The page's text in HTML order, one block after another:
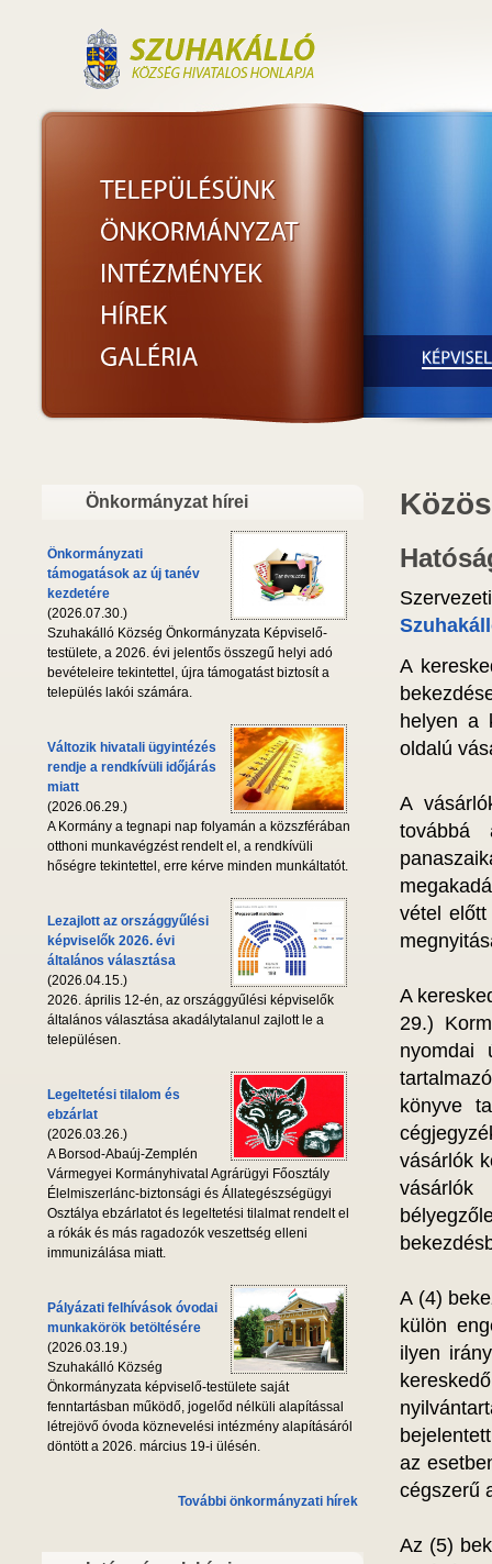
Önkormányzat hírei
Önkormányzati
támogatások az új tanév
kezdetére
(2026.07.30.)
Szuhakálló Község Önkormányzata Képviselő-
testülete, a 2026. évi jelentős összegű helyi adó
bevételeire tekintettel, újra támogatást biztosít a
település lakói számára.
Változik hivatali ügyintézés
rendje a rendkívüli időjárás
miatt
(2026.06.29.)
A Kormány a tegnapi nap folyamán a közszférában
otthoni munkavégzést rendelt el, a rendkívüli
hőségre tekintettel, erre kérve minden munkáltatót.
Lezajlott az országgyűlési
képviselők 2026. évi
általános választása
(2026.04.15.)
2026. április 12-én, az országgyűlési képviselők
általános választása akadálytalanul zajlott le a
településen.
Legeltetési tilalom és
ebzárlat
(2026.03.26.)
A Borsod-Abaúj-Zemplén
Vármegyei Kormányhivatal Agrárügyi Főosztály
Élelmiszerlánc-biztonsági és Állategészségügyi
Osztálya ebzárlatot és legeltetési tilalmat rendelt el
a rókák és más ragadozók veszettség elleni
immunizálása miatt.
Pályázati felhívások óvodai
munkakörök betöltésére
(2026.03.19.)
Szuhakálló Község
Önkormányzata képviselő-testülete saját
fenntartásban működő, jogelőd nélküli alapítással
létrejövő óvoda köznevelési intézmény alapításáról
döntött a 2026. március 19-i ülésén.
További önkormányzati hírek
A
helyen a
oldalú
A
továbbá
vétel
A
29.)
nyomdai
könyve
vásárlók
A (4)
külön
ilyen
az
cégszerű
Az (5)